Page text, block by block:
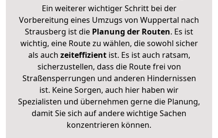
Ein weiterer wichtiger Schritt bei der
Vorbereitung eines Umzugs von Wuppertal nach
Strausberg ist die Planung der Routen. Es ist
wichtig, eine Route zu wählen, die sowohl sicher
als auch zeiteffizientist. Es ist auch ratsam,
sicherzustellen, dass die Route frei von
Straßensperrungen und anderen Hindernissen
ist. Keine Sorgen, auch hier haben wir
Spezialisten und übernehmen gerne die Planung,
damit Sie sich auf andere wichtige Sachen
konzentrieren können.